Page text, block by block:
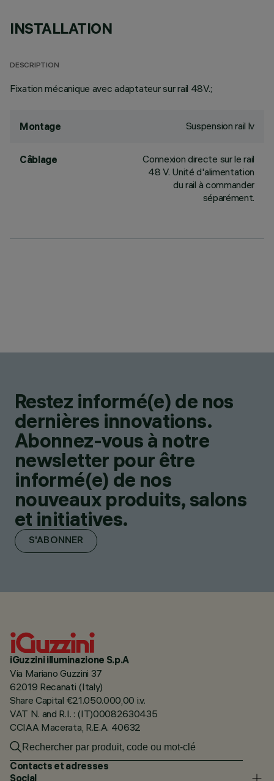
INSTALLATION
DESCRIPTION
Fixation mécanique avec adaptateur sur rail 48V.;
Montage Suspension rail lv
Câblage
Connexion directe sur le rail
48 V. Unité d'alimentation
du rail à commander
séparément.
Restez informé(e) de nos
dernières innovations.
Abonnez-vous à notre
newsletter pour être
informé(e) de nos
nouveaux produits, salons
et initiatives.
S'ABONNER
iGuzzini illuminazione S.p.A
Via Mariano Guzzini 37
62019 Recanati (Italy)
Share Capital €21.050.000,00 i.v.
VAT N. and R.I. : (IT)00082630435
CCIAA Macerata, R.E.A. 40632
Contacts et adresses
Social